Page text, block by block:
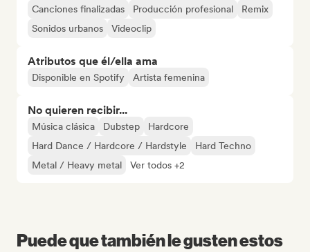
Canciones finalizadas Producción profesional
Remix
Sonidos urbanos
Videoclip
Atributos que él/ella ama
Disponible en Spotify Artista femenina
No quieren recibir...
Música clásica Dubstep
Hardcore
Hard Dance / Hardcore / Hardstyle
Hard Techno
Metal / Heavy metal
Ver todos +2
Puede que también le gusten estos